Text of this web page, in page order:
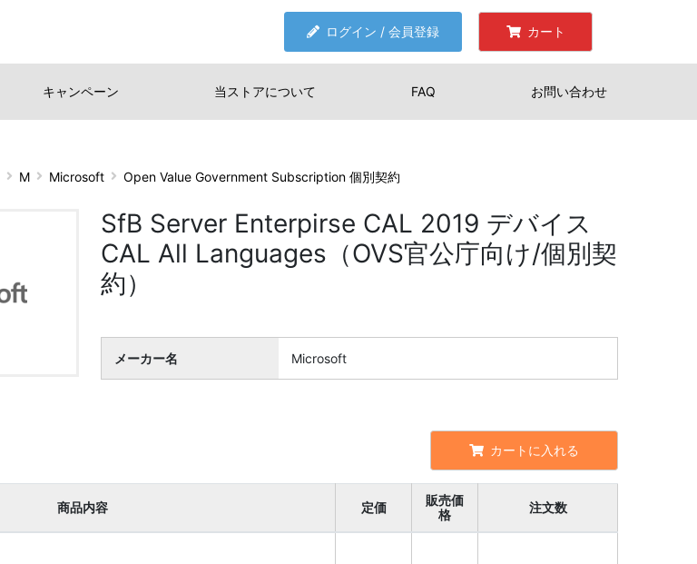
ログイン / 会員登録 カート
キャンペーン 当ストアについて FAQ お問い合わせ
M Microsoft Open Value Government Subscription 個別契約
SfB Server Enterpirse CAL 2019 デバイス
CAL All Languages（OVS官公庁向け/個別契
約）
メーカー名 Microsoft
カートに入れる
商品内容 定価
販売価
格
注文数